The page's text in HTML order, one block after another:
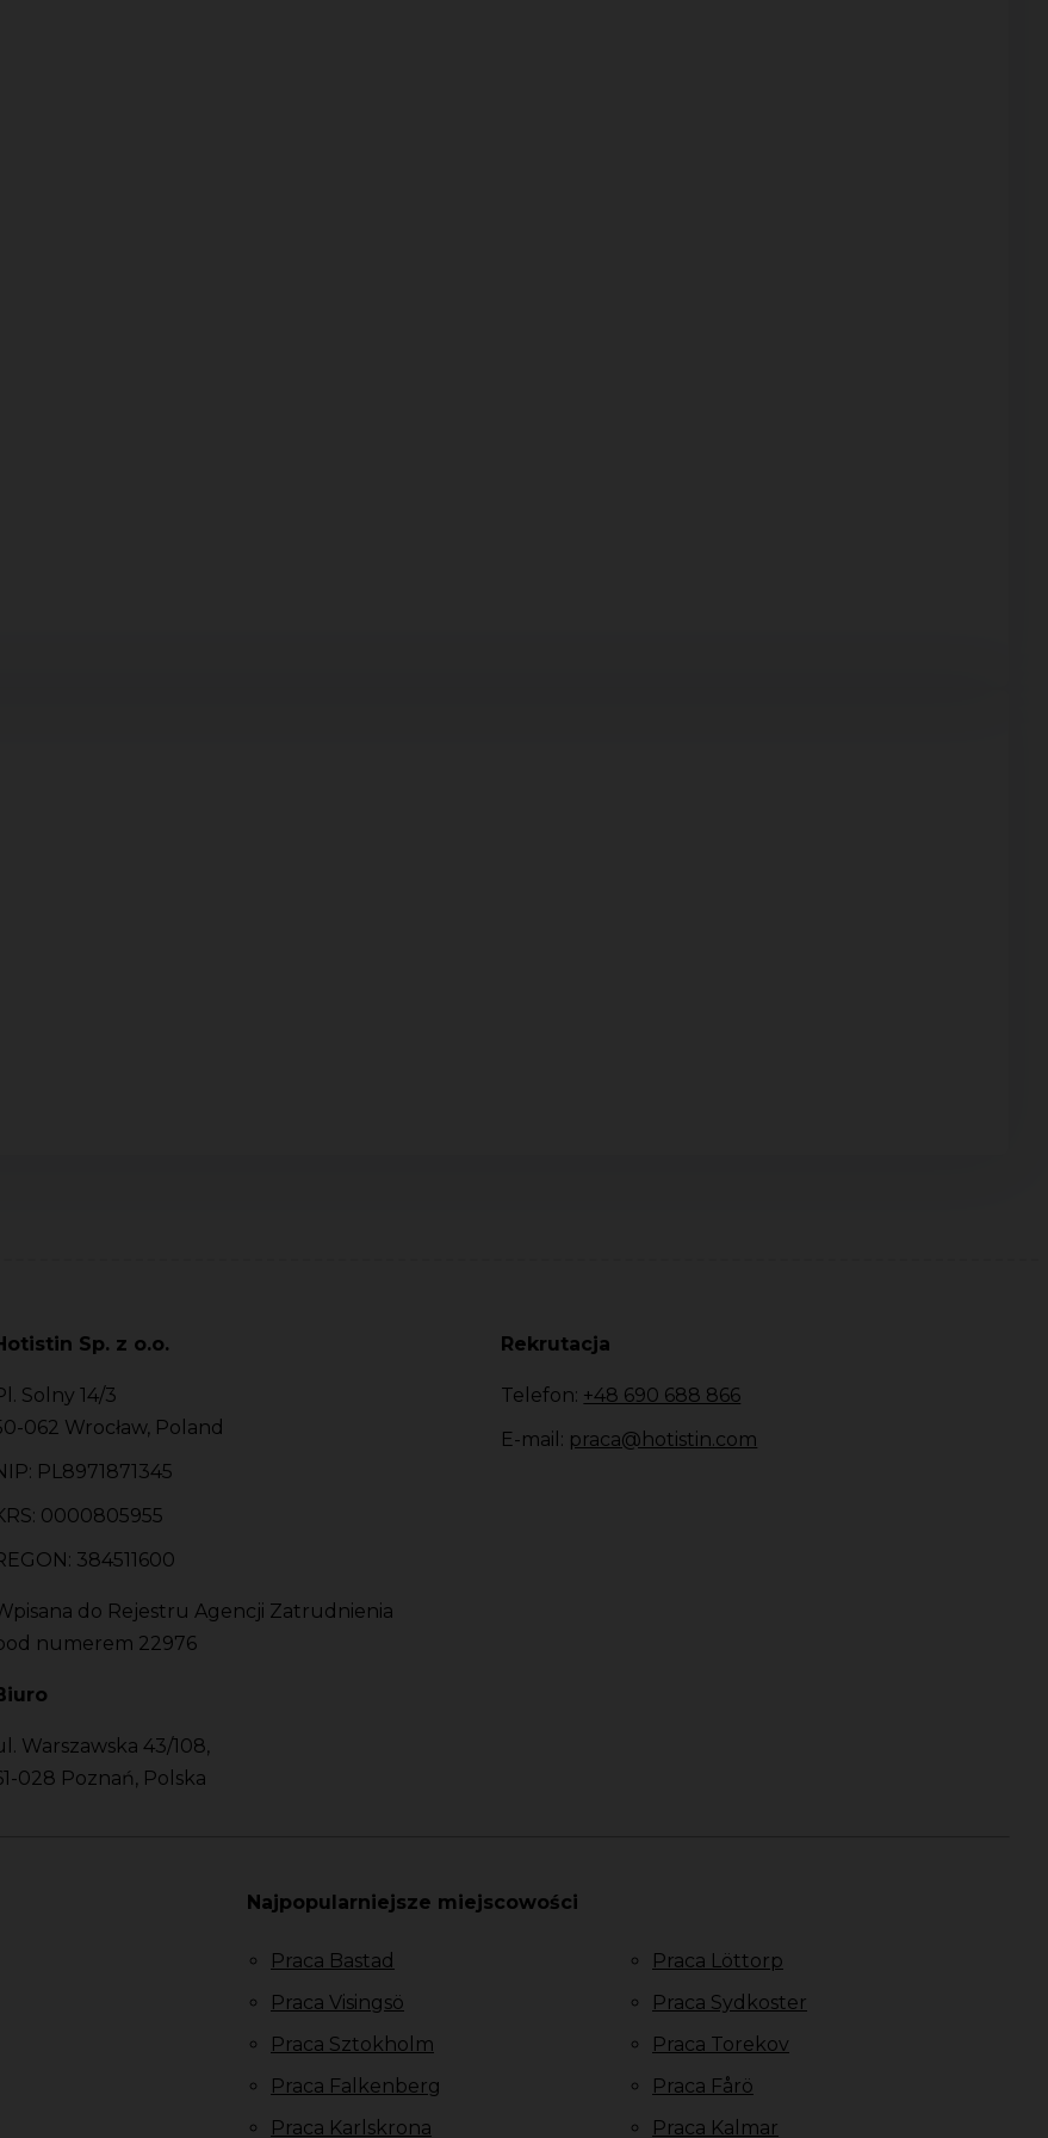
Sp. z o.o.
Solny 14/3
062 Wrocław, Poland
PL8971871345
0000805955
384511600
do Rejestru Agencji Zatrudnienia
numerem 22976
Warszawska 43/108,
028 Poznań, Polska
Rekrutacja
Telefon: +48 690 688 866
E-mail: praca@hotistin.com
Najpopularniejsze miejscowości
Praca Bastad
Praca Visingsö
Praca Sztokholm
Praca Falkenberg
Praca Karlskrona
Praca Löttorp
Praca Sydkoster
Praca Torekov
Praca Fårö
Praca Kalmar